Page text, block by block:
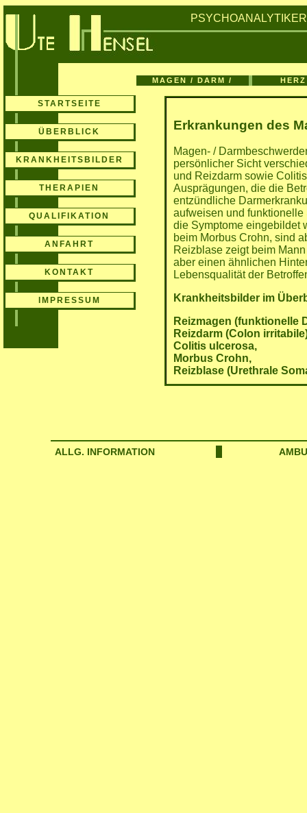
STARTSEITE
ÜBERBLICK
KRANKHEITSBILDER
THERAPIEN
QUALIFIKATION
ANFAHRT
KONTAKT
IMPRESSUM
MAGEN / DARM /
Erkrankungen des
Magen- /
persönlicher Sicht
und Reizdarm sowie
Ausprägungen, die die
entzündliche
aufweisen und
die Symptome eingebildet
beim Morbus Crohn, sind
Reizblase zeigt beim
aber einen ähnlichen
Lebensqualität der
Krankheitsbilder im
Reizmagen (funktionelle
Reizdarm (Colon
Colitis ulcerosa,
Morbus Crohn,
Reizblase (Urethrale
ALLG. INFORMATION